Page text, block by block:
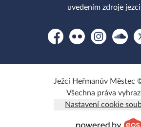
uvedením zdroje
FacebookFlickr Instagram
Ježci Heřmanův Městec
Všechna práva
Nastavení cookie